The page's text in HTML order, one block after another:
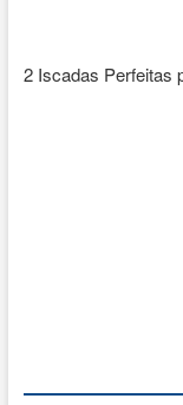
2 Iscadas Perfeitas